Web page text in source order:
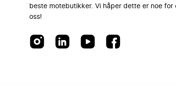
beste motebutikker. Vi håper dette er noe for
oss!